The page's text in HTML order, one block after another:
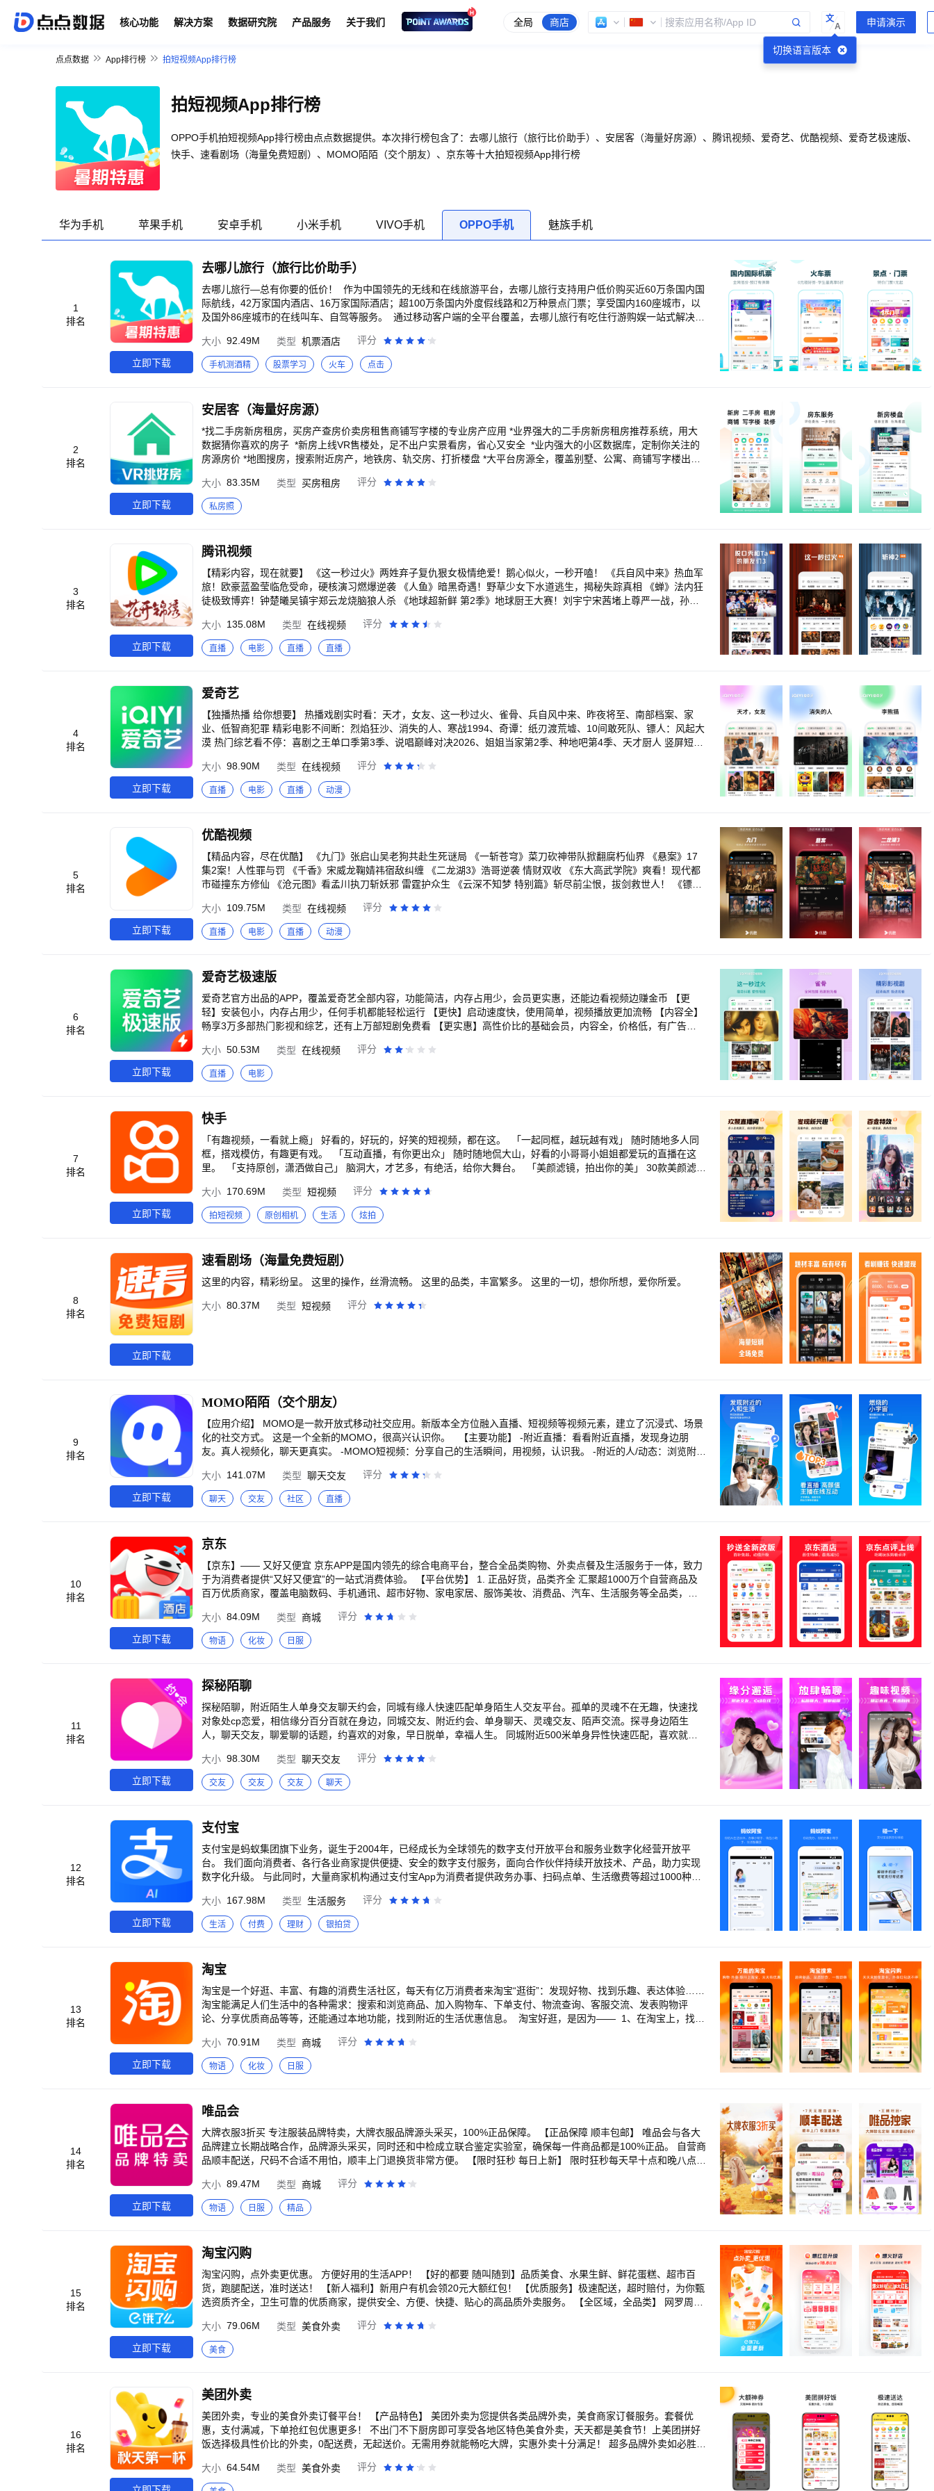
核心功能 解决方案 数据研究院 产品服务 关于我们 全局 商店
切换语言版本
文
A
点点数据 App排行榜 拍短视频App排行榜
拍短视频App排行榜
OPPO手机拍短视频App排行榜由点点数据提供。本次排行榜包含了：去哪儿旅行（旅行比价助手）、安居客（海量好房源）、腾讯视频、爱奇艺、优酷视频、爱奇艺极速版、
快手、速看剧场（海量免费短剧）、MOMO陌陌（交个朋友）、京东等十大拍短视频App排行榜
华为手机 苹果手机 安卓手机 小米手机 VIVO手机 OPPO手机 魅族手机
1
排名
立即下载
去哪儿旅行（旅行比价助手）
去哪儿旅行—总有你要的低价！ 作为中国领先的无线和在线旅游平台，去哪儿旅行支持用户低价购买近60万条国内国
际航线，42万家国内酒店、16万家国际酒店；超100万条国内外度假线路和2万种景点门票；享受国内160座城市，以
及国外86座城市的在线叫车、自驾等服务。 通过移动客户端的全平台覆盖，去哪儿旅行有吃住行游购娱一站式解决方
和全面丰富的旅行产品，帮助旅行者找到性价比高的产品和优质的的信息，聪明地安排旅行。 去哪儿网移动客户端
“去哪儿旅行”是中国旅行类较受欢迎的移动应用，目前拥有超过10亿的激活下载量，增速高于行业平均水平，总用户
量、以及月度覆盖人数位居榜首。中国互联网络信息中心发布的中国网民在线旅行预订行为调查报告中，去哪儿旅行
大小 92.49M 类型 机票酒店 评分
手机测酒精 股票学习 火车 点击
2
排名
立即下载
安居客（海量好房源）
*找二手房新房租房，买房产查房价卖房租售商铺写字楼的专业房产应用 *业界强大的二手房新房租房推荐系统，用大
数据猜你喜欢的房子 *新房上线VR售楼处，足不出户实景看房，省心又安全 *业内强大的小区数据库，定制你关注的
房源房价 *地图搜房，搜索附近房产，地铁房、轨交房、打折楼盘 *大平台房源全，覆盖别墅、公寓、商铺写字楼出租
房、附近找房、轨交淘房 *新房折扣：新房团购，免费班车，特惠新盘 *商业地产：商铺写字楼出售出租，商务楼办公
室租赁 *房产工具：房贷计算器、房产百科、二手房新房看房笔记 *房东委托：委托卖房、专属房东房源房价展示、房
东房源管理 *装修设计：靠谱装修公司、省心套餐模式、实用设计方案、灵感美图，海量案例
大小 83.35M 类型 买房租房 评分
私房照
3
排名
立即下载
腾讯视频
【精彩内容，现在就要】 《这一秒过火》两姓弃子复仇狠女极情绝爱！鹅心似火，一秒开嗑！ 《兵自风中来》热血军
旅！欧豪蓝盈莹临危受命，硬核演习燃爆逆袭 《人鱼》暗黑奇遇！野草少女下水道逃生，揭秘失踪真相 《蝉》法内狂
徒极致博弈！钟楚曦吴镇宇郑云龙烧脑狼人杀 《地球超新鲜 第2季》地球厨王大赛！刘宇宁宋茜堵上尊严一战，孙红
玉雯竟是母子？陈星旭唯一全场“真孙子”！ 《一饭封神 第2季》回归！顶级厨竞风云再起，原班人马全新赛制，残酷比
拼下谁能晋级？剧毒石头鱼下锅，见手青登场，爆浆烤羊眼惊呆谢霆锋！不看头衔只看厨艺，世界名厨为晋级拼了！
《心动的信号 第9季》恋综天花板浪漫回归！明艳美女晚宴惊艳全场，4个男人争着跟我说话怎么办小屋书房秒变修罗
广智回归，瞿颖舌战小四爷全场爆笑。 《开始推理吧 第4季》动物塑副本上线！推团秉烛夜话恐怖怪谈，下一秒天降
“残肢”，刘宇宁大惊失色嗷嗷叫，章若楠吓得跳进金靖怀里！张凌赫、丁程鑫、周柯宇表情包大赏可爱值超标！ 《寒
战1994》郭富城、周润发、梁家辉再掀“寒战”狂潮，吴彦祖、刘俊谦正邪对决，权斗天花板再升级！ 《10间敢死队》
喜剧人绝境笑对人生，绝症患者组队实现遗愿清单 《今晚正好》马思纯、陈昊森直球野性恋，姐狗CP互撩撒糖 《斩
神2》国漫神番回归，暑期必看！ 《完美世界·剧场版》黑暗大劫降下，仙古终章，悲壮奏响！ 《谷雨街后巷》穿过现
恶两面！五段人生，每次开启都是隐藏款 《吾凰在上之凤御四方》现代少女误入玄机界，觉醒凤凰神力逆天改命。
《狂徒》绝境狂徒杀疯了！草根少年逆袭真大佬 《前浪2》一生未婚，500万遗产谁来继承？相伴18年未领证的老伴病
危，是守到最后还是离开？ 《大唐少年天行传》猫女夜行琵琶自燃，长安城怪事一件接一件，四个少年侦探这就开
大小 135.08M 类型 在线视频 评分
直播 电影 直播 直播
4
排名
立即下载
爱奇艺
【独播热播 给你想要】 热播戏剧实时看：天才，女友、这一秒过火、雀骨、兵自风中来、昨夜将至、南部档案、家
业、低智商犯罪 精彩电影不间断：烈焰狂沙、消失的人、寒战1994、奇谭：纸刃渡荒墟、10间敢死队、镖人：风起大
漠 热门综艺看不停：喜剧之王单口季第3季、说唱巅峰对决2026、姐姐当家第2季、种地吧第4季、天才厨人 竖屏短剧
换：择日飞升、李熊猫、航海王、逆天邪神、搜神记、择天记、大主宰年番、鬼灭之刃、名侦探柯南 经典纪录片细品
味：王羲之 从乌衣巷走向兰亭、中国通史、与恐龙同行、航拍中国、舌尖上的中国、人间世 海外剧集尽情选：请回答
1988、生活大爆炸、老友记、真探、哥谭镇、小谢尔顿、太阳的后裔 【VIP会员 尊享特权】 1、内容特权：院线新
画、杜比全景声、杜比视界、爱奇艺音效、音频模式、专属弹幕、下载加速、并行下载、边下边播、预约下载、亲子
特权。 3、身份特权：七端全屏通、畅享多会员、尊贵标识、尊享装扮、生日礼包、专属客服、等级权益红包、赠送好
友影片、好友免费一起看。 【温馨提示】 如遇到问题，请打开爱奇艺APP-我的-帮助与反馈，点击页面下方【意见反
馈】或【在线客服】进行反馈。 若您的问题仍未解决，可进一步反馈至客服邮箱（iqiyikf@qiyi.com）或客服电话（40
0-923-7171）。 我们在修复bug优化产品的路上从未停歇，您的反馈是对我们改善服务很大的帮助！
大小 98.90M 类型 在线视频 评分
直播 电影 直播 动漫
5
排名
立即下载
优酷视频
【精品内容，尽在优酷】 《九门》张启山吴老狗共赴生死谜局 《一斩苍穹》菜刀砍神带队掀翻腐朽仙界 《悬案》17
集2案！人性罪与罚 《千香》宋威龙鞠婧祎宿敌纠缠 《二龙湖3》浩哥逆袭 情财双收 《东大高武学院》爽看！现代都
市碰撞东方修仙 《沧元图》看孟川执刀斩妖邪 雷霆护众生 《云深不知梦 特别篇》斩尽前尘恨，拔剑救世人！ 《镖
局 《光阴之外 年番》光阴之外年番 狠辣少年末世屠神 《师兄啊师兄》师兄啊师兄最终季 战天道改大劫 《熊出没·年
年有熊》熊强组合超能冒险 《这是我的西游2》时代少年团与四位哥哥爆笑整活 《雨霖铃》杨洋新剧！御猫展昭江湖
除恶 《黑夜告白》潘粤明、王鹤棣联手追凶18年 《月鳞绮纪》群妖剧本杀画皮难画心 《沧元图 第三季》赛博水墨炸
关爆笑启程 《飞驰人生3》沈腾领衔爆笑逆袭！过气车神再战世界巅峰 《重案解密》硬核港剧！8大真实奇案改编
《正义女神》佘诗曼化身硬核法官高能过招 《怦然心动20岁：冬季》怦然系列重磅回归，开启浪漫冬日之旅 《庇护之
地》杰森·斯坦森硬核救女 《我的山与海》我命由我！谭松韵逆袭改命当霸总 《寻秦记》古天乐林峯续写穿越传奇
《沧元图 前传》国漫双强纯爱CP超甜撒糖 《唐宫奇案》新春王炸！白鹿王星越破深宫诡案 《乡村爱情18》欢乐过大
年！乡爱18谁看谁发 《情圣3》肖央化身“爱情侦探”反被套路 《周五晚高疯》内娱活人们携“秘密疯巢”周末出逃 《辽
廷张子枫逆风翻盘 《暗恋者的救赎》罪与罚！绝望主妇深陷命案疑云 《非常检控观》炸裂开审！马德钟破解八大悬案
《风林火山》群星云集！暴力美学超爽港片 《剥茧》罗云熙变天才法医破诡案 《反人类暴行》品质好剧！《边水往
事》导演新作 《逍遥》谭松韵侯明昊双世宿命奇缘 《山海经密码》以少年之志，破天命之局 《光阴之外》残酷末世少
之谜 《暗河传》热血江湖！龚俊执剑闯关破局 《新闻女王2》重磅回归！佘诗曼黄宗泽新闻职场风云再燃 《入青云》
侯明昊卢昱晓演绎宿敌变夫妻 《天相》废相少年度化灵煞逆转天命 《灼灼韶华》热依扎、杨祐宁携手逆袭闯商海 《师
兄啊师兄》神仙年番看师兄！苟道成圣，稳到飞起 《凡人修仙传》爆款IP！杨洋热血修仙逆天改命 《哪吒之魔童闹
海》哪吒涅槃重生高燃之战 《以法之名》年度狠剧！张译扫黑除恶掀司法黑幕 《云深不知梦》大女主复仇爽番来袭！
《藏海传》全员狠人！灭门案引连环杀局 国内外大剧热综、扎堆院线影片、二次元热血动漫……看视频，用优酷APP
大小 109.75M 类型 在线视频 评分
直播 电影 直播 动漫
6
排名
立即下载
爱奇艺极速版
爱奇艺官方出品的APP，覆盖爱奇艺全部内容，功能简洁，内存占用少，会员更实惠，还能边看视频边赚金币 【更
轻】安装包小，内存占用少，任何手机都能轻松运行 【更快】启动速度快，使用简单，视频播放更加流畅 【内容全】
畅享3万多部热门影视和综艺，还有上万部短剧免费看 【更实惠】高性价比的基础会员，内容全，价格低，有广告
《雀骨》纯爱夫妻破乱世之局 《兵自风中来》薪火相传 百炼成钢 《灿如繁星》高能领队邂逅金牌教练 【超燃电影】
《寒战1994》吴彦祖警界权力较量 《10间敢死队》蒋龙齐溪笑愈生命 《致命潮汐》潮汐归来 杀局重启 《角头：大桥
头》江湖混战 狠者为王 【新鲜综艺】 《姐姐当家第2季》熟龄绽放 温柔铿锵 《喜剧之王单口季第3季》郭麒麟黄渤大
掌中娇是法医》法医探案，权臣宠爱 《养敌为患》穿越后她被迫培养皇帝 《我必须占有你》宿敌之子上演强制爱 《嗅
骨》调香师复仇车神舍命随 《三尺春》伪兄妹之间暧昧成瘾 《唐诡奇谭之九重楼》苏无名孤身被囚遇死局 《难缠》步
步为营入侵她的生活 【温馨提示】 如遇到问题，请打开爱奇艺极速版APP-我的-帮助与反馈，点击页面下方【意见反
馈】进行反馈。若您的问题仍末解决，可在"我的-关于我们-联系我们- 在线客服" 进一步反馈或直接拨打客服电话(400-
923-7171)，您的反馈是对我们改善服务很大的帮助！
大小 50.53M 类型 在线视频 评分
直播 电影
7
排名
立即下载
快手
「有趣视频，一看就上瘾」 好看的，好玩的，好笑的短视频，都在这。 「一起同框，越玩越有戏」 随时随地多人同
框，搭戏模仿，有趣更有戏。 「互动直播，有你更出众」 随时随地侃大山，好看的小哥哥小姐姐都爱玩的直播在这
里。 「支持原创，潇洒做自己」 脑洞大，才艺多，有绝活，给你大舞台。 「美颜滤镜，拍出你的美」 30款美颜滤
大小 170.69M 类型 短视频 评分
拍短视频 原创相机 生活 炫拍
8
排名
立即下载
速看剧场（海量免费短剧）
这里的内容，精彩纷呈。 这里的操作，丝滑流畅。 这里的品类，丰富繁多。 这里的一切，想你所想，爱你所爱。
大小 80.37M 类型 短视频 评分
9
排名
立即下载
MOMO陌陌（交个朋友）
【应用介绍】 MOMO是一款开放式移动社交应用。新版本全方位融入直播、短视频等视频元素，建立了沉浸式、场景
化的社交方式。 这是一个全新的MOMO，很高兴认识你。 【主要功能】 -附近直播：看看附近直播，发现身边朋
友。真人视频化，聊天更真实。 -MOMO短视频：分享自己的生活瞬间，用视频，认识我。 -附近的人/动态：浏览附近
兴趣相投的人。 -聊天室：随便聊聊，小房间，大乐趣。 -游戏中心：一起玩游戏，成为新朋友。
大小 141.07M 类型 聊天交友 评分
聊天 交友 社区 直播
10
排名
立即下载
京东
【京东】—— 又好又便宜 京东APP是国内领先的综合电商平台，整合全品类购物、外卖点餐及生活服务于一体，致力
于为消费者提供“又好又便宜”的一站式消费体验。 【平台优势】 1. 正品好货，品类齐全 汇聚超1000万个自营商品及
百万优质商家，覆盖电脑数码、手机通讯、超市好物、家电家居、服饰美妆、消费品、汽车、生活服务等全品类，满
好货，工厂直发，京东快递包邮直达消费者。 京东秒杀：正品限时秒，折扣享不停。 3. 售后无忧，服务护航 极速配
送：省心省时，送货上门，提供211限时达、次日达、极速达、夜间配等多种高效配送服务，闪电到货。京东秒送，好
物立享，最快9分钟送到手。 售后无忧：闪电退款，价格保护，降价退差，上门换新。客服响应迅速，实在服务，时刻
家经营更好、让骑手更有保障的负责任的品质外卖平台。 2、订酒店，上京东 京东酒店，又好又便宜。首住特惠最高
立减130元。 3. 重磅新品，抢先体验 京东新品，频道每日上新，汇聚更新更潮的大牌尖货，更有天天1元抽重磅新
品。 4. PLUS会员，省心又省钱 京东PLUS，权益重磅升级，7大生活服务随心兑。 5. 看直播，享福利 京东直播，领
取专享折扣，专享红包抢不停。 【更多服务，联系我们】 喜欢又好又便宜的京东，请给我们满分好评； 如有建议请及
时反馈，我们一起优化更好的购物流程和体验； 可通过以下方式联系我们： 京东客服热线：950618
大小 84.09M 类型 商城 评分
物语 化妆 日服
11
排名
立即下载
探秘陌聊
探秘陌聊，附近陌生人单身交友聊天约会，同城有缘人快速匹配单身陌生人交友平台。孤单的灵魂不在无趣，快速找
对象处cp恋爱，相信缘分百分百就在身边，同城交友、附近约会、单身聊天、灵魂交友、陌声交流。探寻身边陌生
人，聊天交友，聊爱聊的话题，约喜欢的对象，早日脱单，幸福人生。 同城附近500米单身异性快速匹配，喜欢就点
心聊天交友。如果遇到骗子可以直接app上投诉曝光。 2、同城聊天：平台根据个人地理位置推荐同城附近的单身异
性，旨在快速找到合适的心仪对象，让交友高效，让聊天简单。 3、场景丰富：不管你是找对象，还是拓展交际，不管
你是害羞内向还是开朗奔放，都有适合你的聊天模式。 4、群聊广场：公开透明的聊天场景，大家畅所欲言，相互了解
有很多有意思的功能等你来体验，探秘陌聊旨在让广大单身男女轻松脱单，找到自己心仪的对象，展示自己，发现美
好。欢迎下载体验。
大小 98.30M 类型 聊天交友 评分
交友 交友 交友 聊天
12
排名
立即下载
支付宝
支付宝是蚂蚁集团旗下业务，诞生于2004年，已经成长为全球领先的数字支付开放平台和服务业数字化经营开放平
台。 我们面向消费者、各行各业商家提供便捷、安全的数字支付服务，面向合作伙伴持续开放技术、产品，助力实现
数字化升级。 与此同时，大量商家机构通过支付宝App为消费者提供政务办事、扫码点单、生活缴费等超过1000种生
大小 167.98M 类型 生活服务 评分
生活 付费 理财 银拍贷
13
排名
立即下载
淘宝
淘宝是一个好逛、丰富、有趣的消费生活社区，每天有亿万消费者来淘宝“逛街”：发现好物、找到乐趣、表达体验……
淘宝能满足人们生活中的各种需求：搜索和浏览商品、加入购物车、下单支付、物流查询、客服交流、发表购物评
论、分享优质商品等等，还能通过本地功能，找到附近的生活优惠信息。 淘宝好逛，是因为—— 1、在淘宝上，找到
淘宝上找到同好。 2、在淘宝上，获得好逛的体验： 淘宝每天都会推荐优质、有趣的商品、服务和优惠信息。 每个人
都能在这里找到自己感兴趣的商品，足不出户就能逛到好物。 3、在淘宝上，看到真实的内容： 淘宝直播间里的实物
展示、评论区里真实的买家秀，让人买起来更放心。 人们也能在淘宝“逛逛”社区分享自己的购物体验、推荐优质商
惠。 同时，成为88VIP会员和品牌会员，还能享受更多福利。
大小 70.91M 类型 商城 评分
物语 化妆 日服
14
排名
立即下载
唯品会
大牌衣服3折买 专注服装品牌特卖，大牌衣服品牌源头采买，100%正品保障。 【正品保障 顺丰包邮】 唯品会与各大
品牌建立长期战略合作，品牌源头采买，同时还和中检成立联合鉴定实验室，确保每一件商品都是100%正品。 自营商
品顺丰配送，尺码不合适不用怕，顺丰上门退换货非常方便。 【限时狂秒 每日上新】 限时狂秒每天早十点和晚八点上
00贴心在线为你服务； 7天无理由退货，自营商品免费上门收件（自行寄回返10元唯品币）； 还有自营商品满88元包
邮，全年无限次！ 【新人享豪礼，欢迎体验】 唯品会新人福利活动仅限唯品会平台新人用户参与，新人用户是指未在
唯品会平台下过有效订单的用户，新人福利活动仅限受邀用户参加，此活动长期有效，参与路径为APP首页。 【意见
个人中心-唯品客服-APP反馈
大小 89.47M 类型 商城 评分
物语 日服 精品
15
排名
立即下载
淘宝闪购
淘宝闪购，点外卖更优惠。 方便好用的生活APP！ 【好的都要 随叫随到】品质美食、水果生鲜、鲜花蛋糕、超市百
货，跑腿配送，准时送达！ 【新人福利】新用户有机会领20元大额红包！ 【优质服务】极速配送，超时赔付，为你甄
选资质齐全，卫生可靠的优质商家，提供安全、方便、快捷、贴心的高品质外卖服务。 【全区域，全品类】 网罗周边
果蔬、生鲜、蛋糕、寿司、咖啡、超市购物……各类特价优惠套餐、满减折扣优惠、立减优惠套餐，便捷生活，一手
掌握，尽在淘宝闪购！ 【特色功能】 搜罗附近外卖美食，预约订餐； 及时通知外卖状态，准时送达； 智能筛选排序
餐厅，方便点餐； 各种满减打折活动，优惠不断； 外卖美食照片点评，吃出乐趣； 用淘宝闪购，一切尽在掌握！还在
圈，推动行业数字化升级，重新定义城市生活，让生活更美好，更便利。 随着本地生活与新零售由点到面的延伸，物
流供应链能力的提升以及越来越多门店和商圈的接入，未来人在哪里，周围三公里都将成为每个人专属幸福生活圈。
【联系我们】 客服热线：1010-5757
大小 79.06M 类型 美食外卖 评分
美食
16
排名
美团外卖
美团外卖，专业的美食外卖订餐平台！ 【产品特色】 美团外卖为您提供各类品牌外卖，美食商家订餐服务。套餐优
惠，支付满减，下单抢红包优惠更多！ 不出门不下厨房即可享受各地区特色美食外卖，天天都是美食节！上美团拼好
饭选择极具性价比的外卖，0配送费，无起送价。无需用券就能畅吃大牌，实惠外卖十分满足！ 超多品牌外卖如必胜
吃、快餐、火锅、川菜、蛋糕、烤肉、美食饮料甜点，外卖订餐更方便，不用出门直接叫外卖订餐吃饭。 寒冷、雪
天、宵夜不想出门？动动手指，即可下单，最快30分钟可享用美食。还在等什么，饿了马上下载美团外卖app，享受优
大小 64.54M 类型 美食外卖 评分